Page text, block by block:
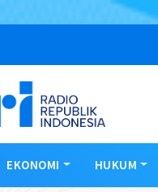
EKONOMI HUKUM